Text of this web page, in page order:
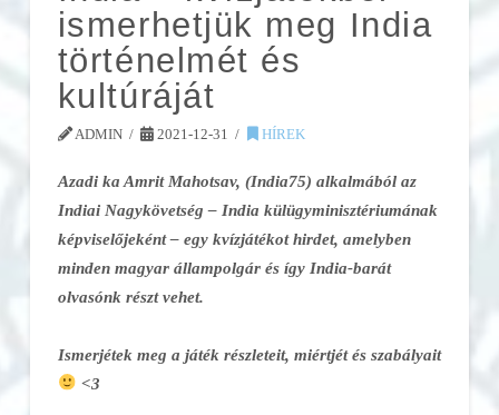
ismerhetjük meg India
történelmét és
kultúráját
ADMIN 2021-12-31 HÍREK
Azadi ka Amrit Mahotsav, (India75) alkalmából az
Indiai Nagykövetség – India külügyminisztériumának
képviselőjeként – egy kvízjátékot hirdet, amelyben
minden magyar állampolgár és így India-barát
olvasónk részt vehet.
Ismerjétek meg a játék részleteit, miértjét és szabályait
<3